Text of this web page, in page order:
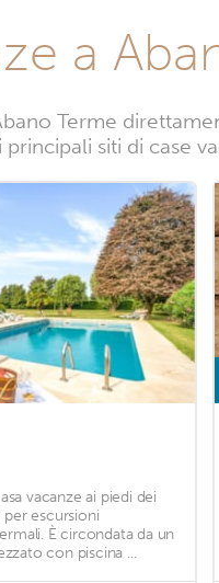
a
Terme
siti di case
vacanze ai piedi dei
per escursioni
È circondata da un
con piscina ...